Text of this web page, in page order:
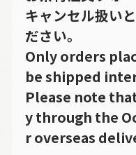
キャンセル扱い
ださい。
Only orders
be shipped
Please note
y through the
r overseas